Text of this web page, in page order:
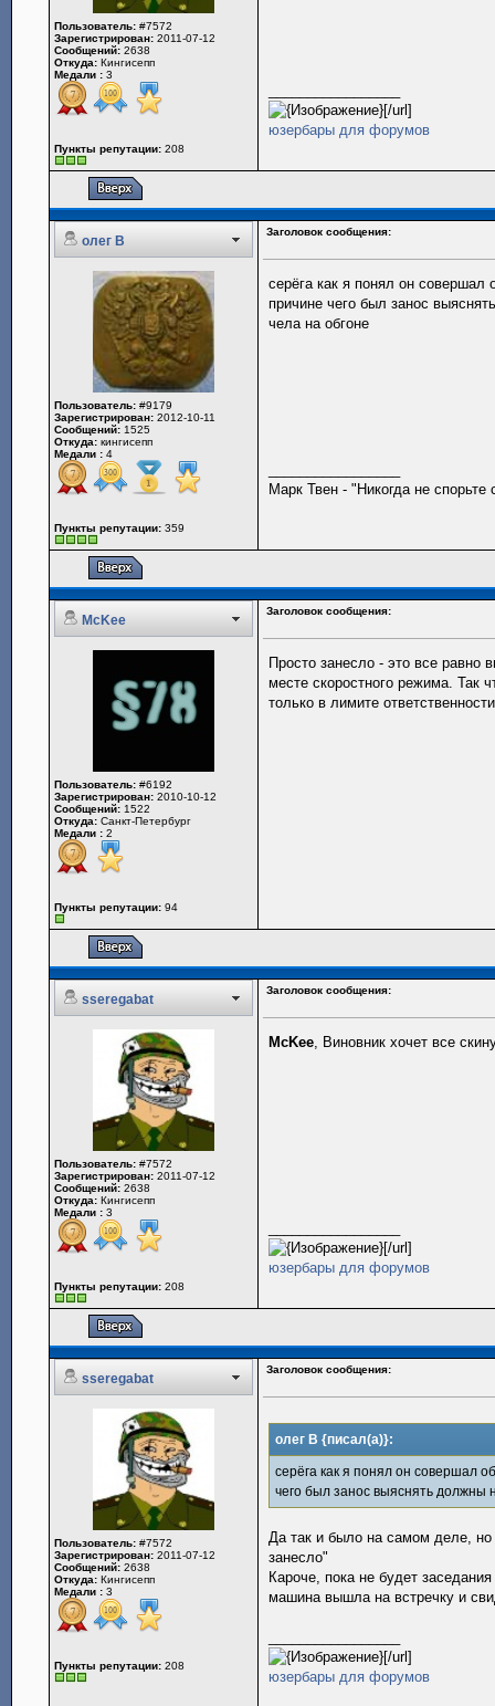
Пользователь: #7572
Зарегистрирован: 2011-07-12
Сообщений: 2638
Откуда: Кингисепп
Медали : 3
Пункты репутации: 208
[/url]
юзербары для форумов
олег В
Заголовок сообщения:
Пользователь: #9179
Зарегистрирован: 2012-10-11
Сообщений: 1525
Откуда: кингисепп
Медали : 4
Пункты репутации: 359
серёга как я понял он совершал
причине чего был занос
чела на обгоне
Марк Твен - "Никогда не
McKee
Заголовок сообщения:
Пользователь: #6192
Зарегистрирован: 2010-10-12
Сообщений: 1522
Откуда: Санкт-Петербург
Медали : 2
Пункты репутации: 94
Просто занесло - это все равно
месте скоростного режима. Так
только в лимите
sseregabat
Заголовок сообщения:
Пользователь: #7572
Зарегистрирован: 2011-07-12
Сообщений: 2638
Откуда: Кингисепп
Медали : 3
Пункты репутации: 208
McKee, Виновник хочет все
[/url]
юзербары для форумов
sseregabat
Заголовок сообщения:
Пользователь: #7572
Зарегистрирован: 2011-07-12
Сообщений: 2638
Откуда: Кингисепп
Медали : 3
Пункты репутации: 208
олег В {писал(а)}:
серёга как я понял он совершал
чего был занос выяснять должны
Да так и было на самом деле, но
занесло"
Кароче, пока не будет
машина вышла на встречку и
[/url]
юзербары для форумов